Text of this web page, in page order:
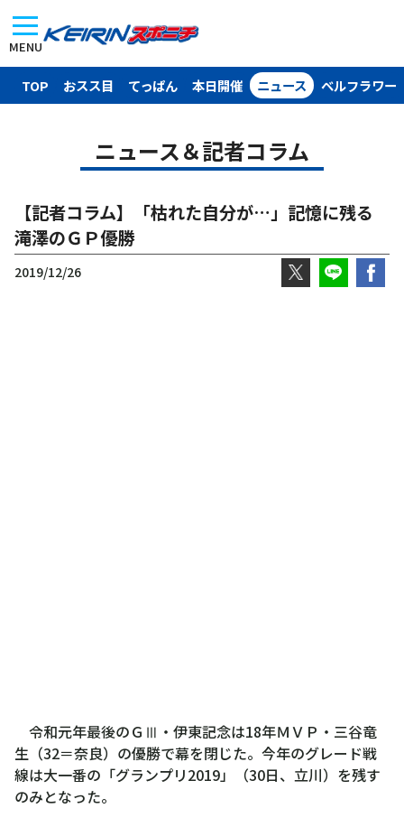
MENU
TOP おスス目 てっぱん 本日開催 ニュース ベルフラワー
ニュース＆記者コラム
【記者コラム】「枯れた自分が…」記憶に残る
滝澤のＧＰ優勝
2019/12/26
令和元年最後のＧⅢ・伊東記念は18年ＭＶＰ・三谷竜
生（32＝奈良）の優勝で幕を閉じた。今年のグレード戦
線は大一番の「グランプリ2019」（30日、立川）を残す
のみとなった。